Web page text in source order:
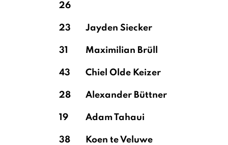
26
23 Jayden Siecker
31 Maximilian Brüll
43 Chiel Olde Keizer
28 Alexander Büttner
19 Adam Tahaui
38 Koen te Veluwe